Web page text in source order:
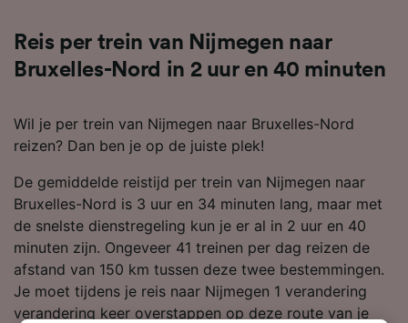
Reis per trein van Nijmegen naar
Bruxelles-Nord in 2 uur en 40 minuten
Wil je per trein van Nijmegen naar Bruxelles-Nord
reizen? Dan ben je op de juiste plek!
De gemiddelde reistijd per trein van Nijmegen naar
Bruxelles-Nord is 3 uur en 34 minuten lang, maar met
de snelste dienstregeling kun je er al in 2 uur en 40
minuten zijn. Ongeveer 41 treinen per dag reizen de
afstand van 150 km tussen deze twee bestemmingen.
Je moet tijdens je reis naar Nijmegen 1 verandering
verandering keer overstappen op deze route van je